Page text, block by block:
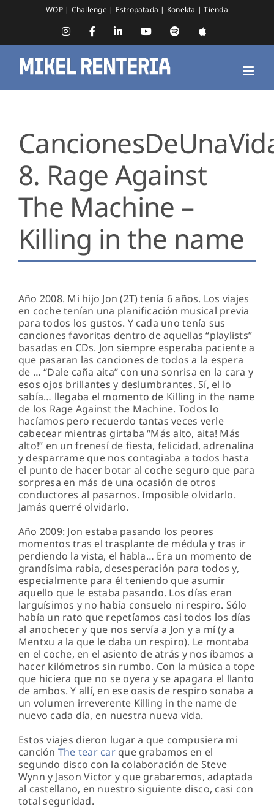
WOP | Challenge | Estropatada | Konekta |Tienda
InstagramFacebookLinkedInYouTubeSpotifyApple
8. Rage Against
The Machine –
Killing in the name
Año 2008. Mi hijo Jon (2T) tenía 6 años. Los viajes
en coche tenían una planificación musical previa
para todos los gustos. Y cada uno tenía sus
canciones favoritas dentro de aquellas “playlists”
basadas en CDs. Jon siempre esperaba paciente a
que pasaran las canciones de todos a la espera
de … “Dale caña aita” con una sonrisa en la cara y
esos ojos brillantes y deslumbrantes. Sí, el lo
sabía… llegaba el momento de Killing in the name
de los Rage Against the Machine. Todos lo
hacíamos pero recuerdo tantas veces verle
cabecear mientras girtaba “Más alto, aita! Más
alto!” en un frenesí de fiesta, felicidad, adrenalina
y desparrame que nos contagiaba a todos hasta
el punto de hacer botar al coche seguro que para
sorpresa en más de una ocasión de otros
conductores al pasarnos. Imposible olvidarlo.
Jamás querré olvidarlo.
Año 2009: Jon estaba pasando los peores
momentos tras el trasplante de médula y tras ir
perdiendo la vista, el habla… Era un momento de
grandísima rabia, desesperación para todos y,
especialmente para él teniendo que asumir
aquello que le estaba pasando. Los días eran
larguísimos y no había consuelo ni respiro. Sólo
había un rato que repetíamos casi todos los días
al anochecer y que nos servía a Jon y a mí (y a
Mentxu a la que le daba un respiro). Le montaba
en el coche, en el asiento de atrás y nos íbamos a
hacer kilómetros sin rumbo. Con la música a tope
que hiciera que no se oyera y se apagara el llanto
de ambos. Y allí, en ese oasis de respiro sonaba a
un volumen irreverente Killing in the name de
nuevo cada día, en nuestra nueva vida.
Estos viajes dieron lugar a que compusiera mi
canción The tear carque grabamos en el
segundo disco con la colaboración de Steve
Wynn y Jason Victor y que grabaremos, adaptada
al castellano, en nuestro siguiente disco, casi con
total seguridad.